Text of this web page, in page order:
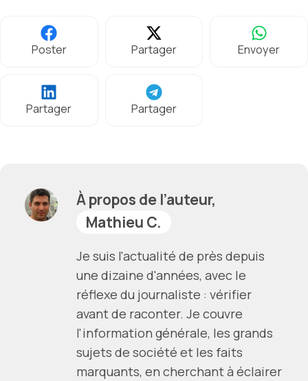
Poster Partager Envoyer
Partager Partager
À propos de l’auteur,
Mathieu C.
Je suis l'actualité de près depuis
une dizaine d'années, avec le
réflexe du journaliste : vérifier
avant de raconter. Je couvre
l'information générale, les grands
sujets de société et les faits
marquants, en cherchant à éclairer